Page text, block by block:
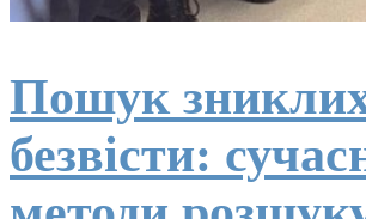
Пошук
безвісти: